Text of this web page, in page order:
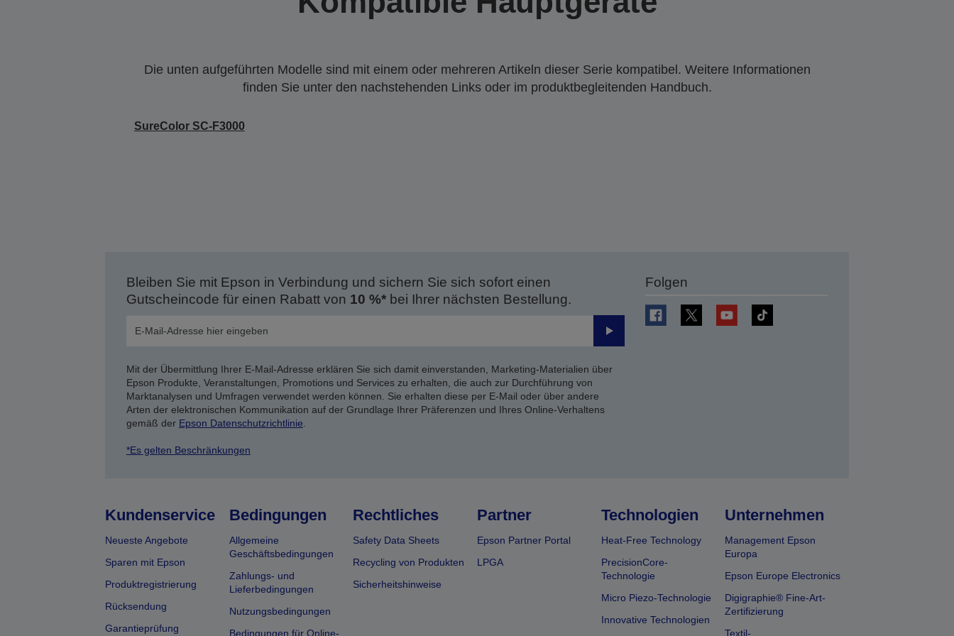
Die unten aufgeführten Modelle sind mit einem oder mehreren Artikeln dieser Serie kompatibel. Weitere Informationen
finden Sie unter den nachstehenden Links oder im produktbegleitenden Handbuch.
SureColor SC-F3000
Bleiben Sie mit Epson in Verbindung und sichern Sie sich sofort einen
Gutscheincode für einen Rabatt von 10 %*bei Ihrer nächsten Bestellung.
Senden
Mit der Übermittlung Ihrer E-Mail-Adresse erklären Sie sich damit einverstanden, Marketing-Materialien über
Epson Produkte, Veranstaltungen, Promotions und Services zu erhalten, die auch zur Durchführung von
Marktanalysen und Umfragen verwendet werden können. Sie erhalten diese per E-Mail oder über andere
Arten der elektronischen Kommunikation auf der Grundlage Ihrer Präferenzen und Ihres Online-Verhaltens
gemäß der Epson Datenschutzrichtlinie
*Es gelten Beschränkungen
Folgen
Kundenservice
Neueste Angebote
Sparen mit Epson
Produktregistrierung
Rücksendung
Garantieprüfung
Bedingungen
Allgemeine
Geschäftsbedingungen
Zahlungs- und
Lieferbedingungen
Nutzungsbedingungen
Bedingungen für Online-
Rechtliches
Safety Data Sheets
Recycling von Produkten
Sicherheitshinweise
Partner
Epson Partner Portal
LPGA
Technologien
Heat-Free Technology
PrecisionCore-
Technologie
Micro Piezo-Technologie
Innovative Technologien
Unternehmen
Management Epson
Europa
Epson Europe Electronics
Digigraphie® Fine-Art-
Zertifizierung
Textil-